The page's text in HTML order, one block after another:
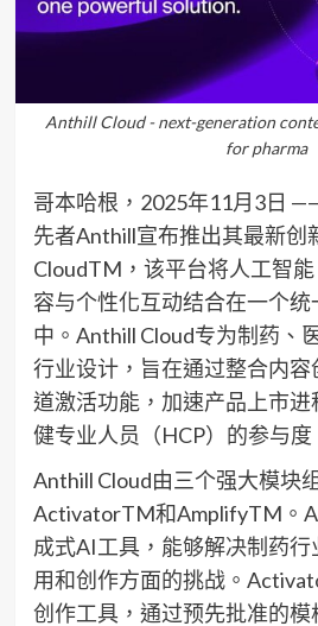
Anthill Cloud - next-generation
for pharma
哥本哈根，2025年11月3日
先者Anthill宣布推出其最新创
CloudTM，该平台将人工智
容与个性化互动结合在一个
中。Anthill Cloud专为制药、
行业设计，旨在通过整合内
道激活功能，加速产品上市
健专业人员（HCP）的参与度
Anthill Cloud由三个强大模块
ActivatorTM和AmplifyTM。
成式AI工具，能够解决制药
用和创作方面的挑战。
创作工具，通过预先批准的